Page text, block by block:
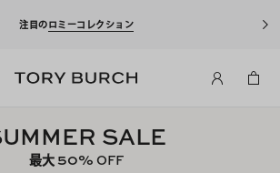
上のお買い物にご利用いただけます。
SALE
最大50% OFF